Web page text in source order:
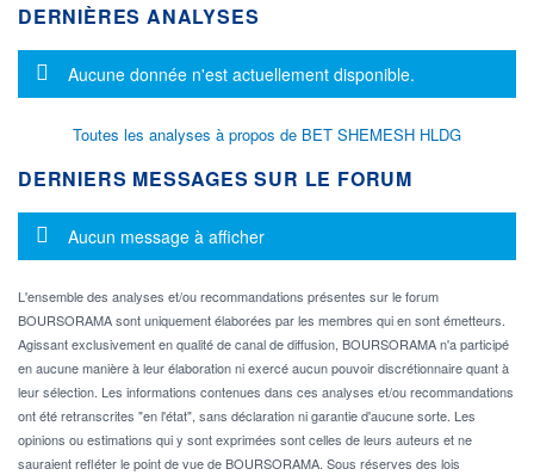
DERNIÈRES ANALYSES
Message d'information
Aucune donnée n'est actuellement disponible.
Toutes les analyses à propos de BET SHEMESH HLDG
DERNIERS MESSAGES SUR LE FORUM
Message d'information
Aucun message à afficher
L'ensemble des analyses et/ou recommandations présentes sur le forum
BOURSORAMA sont uniquement élaborées par les membres qui en sont émetteurs.
Agissant exclusivement en qualité de canal de diffusion, BOURSORAMA n'a participé
en aucune manière à leur élaboration ni exercé aucun pouvoir discrétionnaire quant à
leur sélection. Les informations contenues dans ces analyses et/ou recommandations
ont été retranscrites "en l'état", sans déclaration ni garantie d'aucune sorte. Les
opinions ou estimations qui y sont exprimées sont celles de leurs auteurs et ne
sauraient refléter le point de vue de BOURSORAMA. Sous réserves des lois